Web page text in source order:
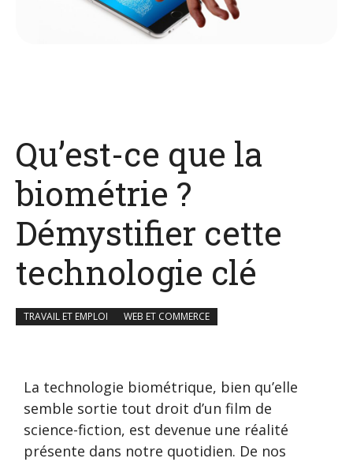
Qu’est-ce que la
biométrie ?
Démystifier cette
technologie clé
TRAVAIL ET EMPLOI WEB ET COMMERCE
La technologie biométrique, bien qu’elle
semble sortie tout droit d’un film de
science-fiction, est devenue une réalité
présente dans notre quotidien. De nos